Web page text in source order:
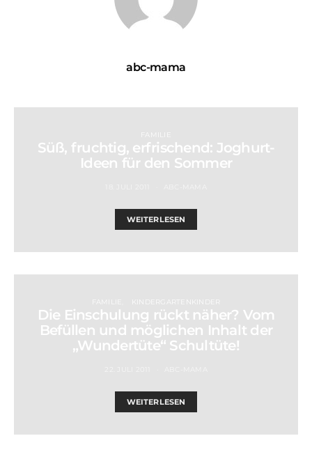
abc-mama
FAMILIE
Süß, fruchtig, erfrischend: Joghurt-
Ideen für den Sommer
WEITERLESEN
FAMILIE KINDERGARTENKINDER
Die Einschulung rückt näher? Vom
Befüllen und möglichen Inhalt der
„Wundertüte“ Schultüte!
WEITERLESEN